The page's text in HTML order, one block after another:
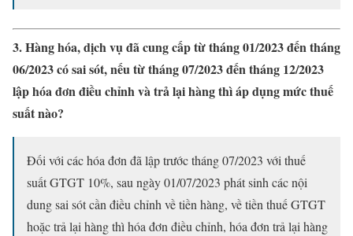
3. Hàng hóa, dịch vụ đã cung cấp từ tháng 01/2023 đến tháng
06/2023 có sai sót, nếu từ tháng 07/2023 đến tháng 12/2023
lập hóa đơn điều chỉnh và trả lại hàng thì áp dụng mức thuế
suất nào?
Đối với các hóa đơn đã lập trước tháng 07/2023 với thuế
suất GTGT 10%, sau ngày 01/07/2023 phát sinh các nội
dung sai sót cần điều chỉnh về tiền hàng, về tiền thuế GTGT
hoặc trả lại hàng thì hóa đơn điều chỉnh, hóa đơn trả lại hàng